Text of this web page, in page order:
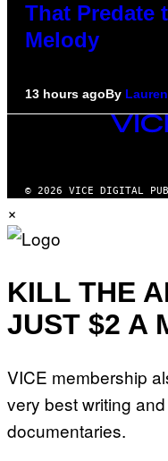
That Predate
Melody
13 hours agoBy
VICE
MEDIA
© 2026 VICE DIGITAL
×
KILL THE
JUST $2 A
VICE membership
very best writing
documentaries.